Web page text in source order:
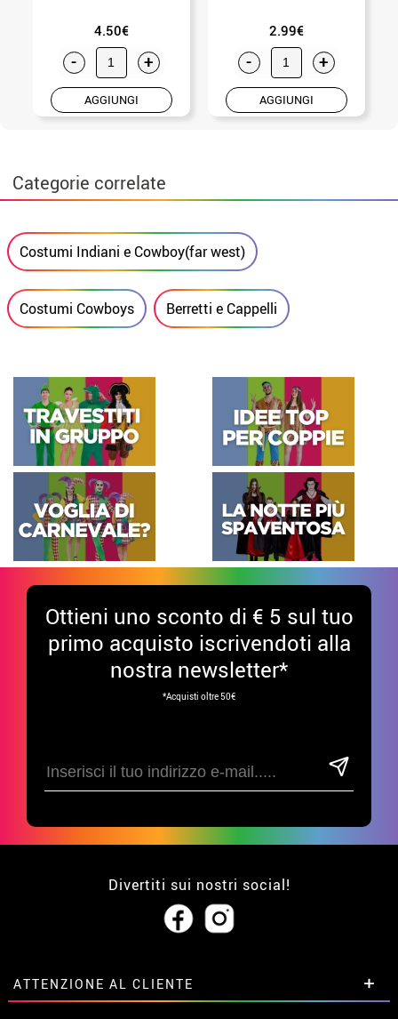
4.50€
- +
AGGIUNGI
2.99€
- +
AGGIUNGI
Categorie correlate
Costumi Indiani e Cowboy(far west)
Costumi Cowboys Berretti e Cappelli
Ottieni uno sconto di € 5 sul tuo
primo acquisto iscrivendoti alla
nostra newsletter*
*Acquisti oltre 50€
Divertiti sui nostri social!
ATTENZIONE AL CLIENTE